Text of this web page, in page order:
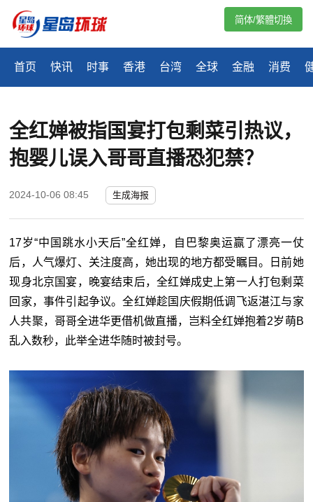
首页 快讯 时事 香港 台湾 全球 金融 消费
简体/繁體切換
全红婵被指国宴打包剩菜引热议，
抱婴儿误入哥哥直播恐犯禁？
2024-10-06 08:45 生成海报
17岁“中国跳水小天后”全红婵，自巴黎奥运赢了漂亮一仗
后，人气爆灯、关注度高，她出现的地方都受瞩目。日前她
现身北京国宴，晚宴结束后，全红婵成史上第一人打包剩菜
回家，事件引起争议。全红婵趁国庆假期低调飞返湛江与家
人共聚，哥哥全进华更借机做直播，岂料全红婵抱着2岁萌B
乱入数秒，此举全进华随时被封号。